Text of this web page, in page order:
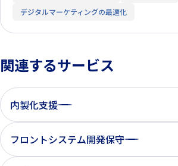
デジタルマーケティングの最適化
関連するサービス
内製化支援
フロントシステム開発保守